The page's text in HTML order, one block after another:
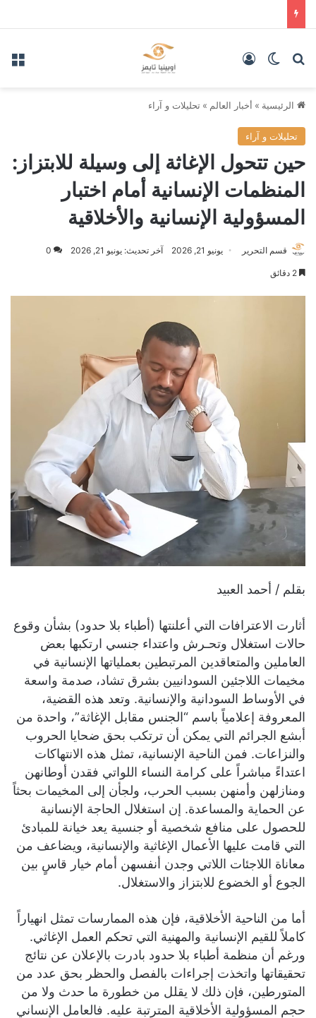
بحث عنالوضع المظلم
الرئيسية » أخبار العالم » تحليلات و آراء
تحليلات و آراء
حين تتحول الإغاثة إلى وسيلة للابتزاز:
المنظمات الإنسانية أمام اختبار
المسؤولية الإنسانية والأخلاقية
قسم التحرير يونيو 21, 2026 آخر تحديث: يونيو 21, 2026 0
بقلم / أحمد العبيد
أثارت الاعترافات التي أعلنتها (أطباء بلا حدود) بشأن وقوع
حالات استغلال وتحـرش واعتداء جنسي ارتكبها بعض
العاملين والمتعاقدين المرتبطين بعملياتها الإنسانية في
مخيمات اللاجئين السودانيين بشرق تشاد، صدمة واسعة
في الأوساط السودانية والإنسانية. وتعد هذه القضية،
المعروفة إعلامياً باسم “الجنس مقابل الإغاثة”، واحدة من
أبشع الجرائم التي يمكن أن ترتكب بحق ضحايا الحروب
والنزاعات. فمن الناحية الإنسانية، تمثل هذه الانتهاكات
اعتداءً مباشراً على كرامة النساء اللواتي فقدن أوطانهن
ومنازلهن وأمنهن بسبب الحرب، ولجأن إلى المخيمات بحثاً
عن الحماية والمساعدة. إن استغلال الحاجة الإنسانية
للحصول على منافع شخصية أو جنسية يعد خيانة للمبادئ
التي قامت عليها الأعمال الإغاثية والإنسانية، ويضاعف من
معاناة اللاجئات اللاتي وجدن أنفسهن أمام خيار قاسٍ بين
الجوع أو الخضوع للابتزاز والاستغلال.
أما من الناحية الأخلاقية، فإن هذه الممارسات تمثل انهياراً
كاملاً للقيم الإنسانية والمهنية التي تحكم العمل الإغاثي.
ورغم أن منظمة أطباء بلا حدود بادرت بالإعلان عن نتائج
تحقيقاتها واتخذت إجراءات بالفصل والحظر بحق عدد من
المتورطين، فإن ذلك لا يقلل من خطورة ما حدث ولا من
حجم المسؤولية الأخلاقية المترتبة عليه. فالعامل الإنساني